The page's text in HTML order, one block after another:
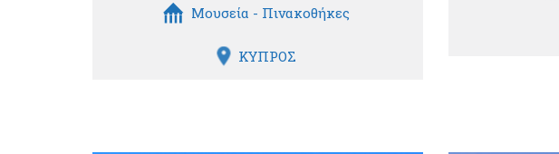
Μουσεία - Πινακοθήκες
ΚΥΠΡΟΣ